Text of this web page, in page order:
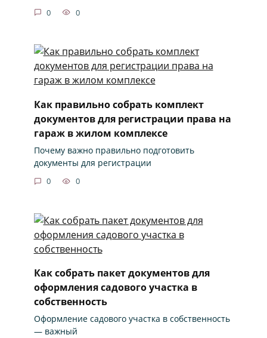
0 0
Как правильно собрать комплект
документов для регистрации права на
гараж в жилом комплексе
Почему важно правильно подготовить
документы для регистрации
0 0
Как собрать пакет документов для
оформления садового участка в
собственность
Оформление садового участка в собственность
— важный